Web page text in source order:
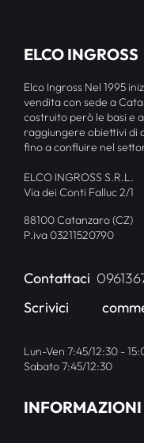
ELCO INGROSS
Elco Ingross Nel 1995
vendita con sede a
costruito però le basi e
raggiungere obiettivi di
fino a confluire nel
ELCO INGROSS S.R.L.
Via dei Conti Falluc 2/1
88100 Catanzaro (CZ)
P.iva 03211520790
Contattaci
Scrivici
Lun-Ven 7:45/12:30 -
Sabato 7:45/12:30
INFORMAZIONI